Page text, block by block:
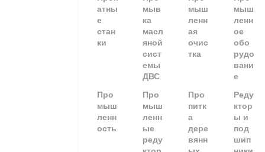
атны
е
стан
ки
мыв
ка
масл
яной
сист
емы
ДВС
мыш
ленн
ая
очис
тка
мыш
ленн
ое
обо
рудо
вани
е
Про
мыш
ленн
ость
Про
мыш
ленн
ые
реду
Про
питк
а
дере
вянн
Реду
ктор
ы и
под
шип